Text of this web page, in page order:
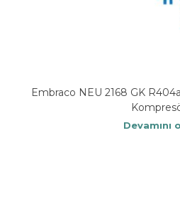
Embraco NEU 2168 GK
Devamını